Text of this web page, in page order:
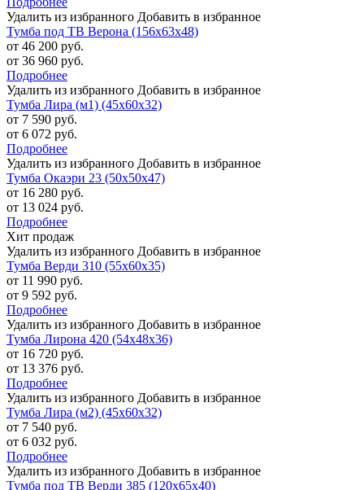
Удалить из избранного Добавить в избранное
Тумба под ТВ Верона (156х63х48)
от 46 200 руб.
от 36 960 руб.
Подробнее
Удалить из избранного Добавить в избранное
Тумба Лира (м1) (45х60х32)
от 7 590 руб.
от 6 072 руб.
Подробнее
Удалить из избранного Добавить в избранное
Тумба Окаэри 23 (50х50х47)
от 16 280 руб.
от 13 024 руб.
Подробнее
Хит продаж
Удалить из избранного Добавить в избранное
Тумба Верди 310 (55х60х35)
от 11 990 руб.
от 9 592 руб.
Подробнее
Удалить из избранного Добавить в избранное
Тумба Лирона 420 (54х48х36)
от 16 720 руб.
от 13 376 руб.
Подробнее
Удалить из избранного Добавить в избранное
Тумба Лира (м2) (45х60х32)
от 7 540 руб.
от 6 032 руб.
Подробнее
Удалить из избранного Добавить в избранное
Тумба под ТВ Верди 385 (120х65х40)